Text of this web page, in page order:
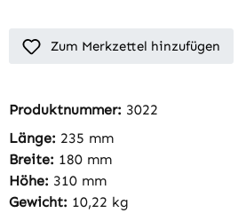
Zum Merkzettel hinzufügen
Produktnummer: 3022
Länge: 235 mm
Breite: 180 mm
Höhe: 310 mm
Gewicht: 10,22 kg